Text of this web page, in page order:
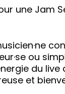
une Jam
ou
du live
et